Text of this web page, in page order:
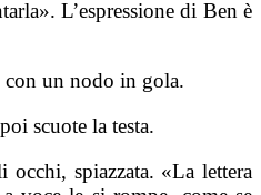
L’espressione di Ben è
con un nodo in gola.
scuote la testa.
spiazzata. «La lettera